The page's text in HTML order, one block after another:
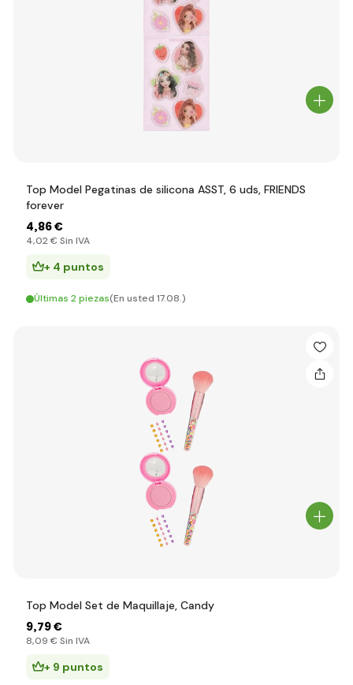
Top Model Pegatinas de silicona ASST, 6 uds, FRIENDS
forever
4,86 €
4,02 € Sin IVA
+ 4 puntos
Últimas 2 piezas(En usted 17.08.)
Top Model Set de Maquillaje, Candy
9,79 €
8,09 € Sin IVA
+ 9 puntos